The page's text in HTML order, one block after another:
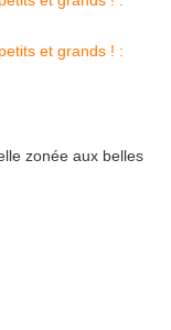
zonée aux belles